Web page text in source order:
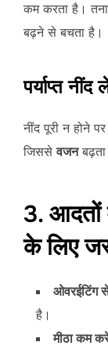
कम करता है।
बढ़ने से बचता है।
पर्याप्त नींद
नींद पूरी न होने
जिससेवजन
3.
के लिए
ओवरईटिंग
है।
मीठा कम